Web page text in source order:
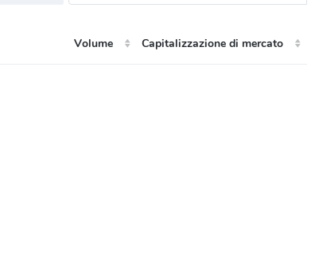
Volume Capitalizzazione di mercato